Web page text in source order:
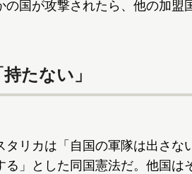
国が攻撃されたら、他の加盟
たない」
リカは「自国の軍隊は出さな
」とした同国憲法だ。他国は